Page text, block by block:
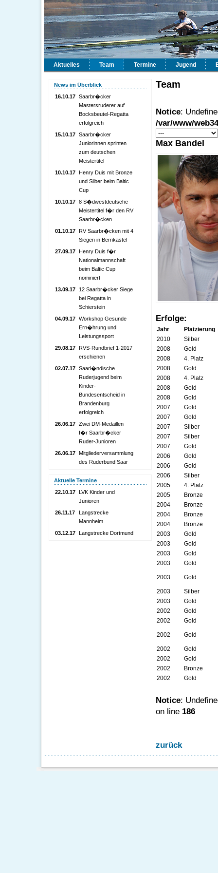
Aktuelles Team Termine Jugend
News im Überblick
16.10.17 Saarbr�cker
Mastersruderer auf
Bocksbeutel-Regatta
erfolgreich
15.10.17 Saarbr�cker
Juniorinnen sprinten
zum deutschen
Meistertitel
10.10.17 Henry Duis mit Bronze
und Silber beim Baltic
Cup
10.10.17 8 S�dwestdeutsche
Meistertitel f�r den RV
Saarbr�cken
01.10.17 RV Saarbr�cken mit 4
Siegen in Bernkastel
27.09.17 Henry Duis f�r
Nationalmannschaft
beim Baltic Cup
nominiert
13.09.17
12 Saarbr�cker Siege
bei Regatta in
Schierstein
04.09.17 Workshop Gesunde
Ern�hrung und
Leistungssport
29.08.17 RVS-Rundbrief 1-2017
erschienen
02.07.17 Saarl�ndische
Ruderjugend beim
Kinder-
Bundesentscheid in
Brandenburg
erfolgreich
26.06.17 Zwei DM-Medaillen
f�r Saarbr�cker
Ruder-Junioren
26.06.17 Mitgliederversammlung
des Ruderbund Saar
Aktuelle Termine
22.10.17 LVK Kinder und
Junioren
26.11.17
Langstrecke
Mannheim
03.12.17 Langstrecke Dortmund
Team
Notice:
/var/www/
Max Bandel
Erfolge:
Jahr
Platzierung
2010
Silber
2008
Gold
2008
4. Platz
2008
Gold
2008
4. Platz
2008
Gold
2008
Gold
2007
Gold
2007
Gold
2007
Silber
2007
Silber
2007
Gold
2006
Gold
2006
Gold
2006
Silber
2005
4. Platz
2005
Bronze
2004
Bronze
2004
Bronze
2004
Bronze
2003
Gold
2003
Gold
2003
Gold
2003
Gold
2003 Gold
2003
Silber
2003
Gold
2002
Gold
2002
Gold
2002 Gold
2002
Gold
2002
Gold
2002
Bronze
2002
Gold
Notice:
on line 186
zurück